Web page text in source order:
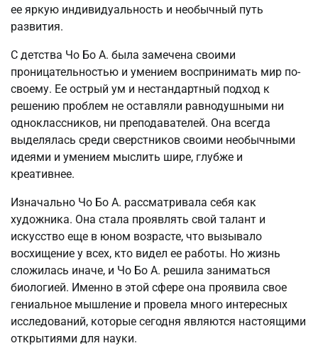
ее яркую индивидуальность и необычный путь
развития.
С детства Чо Бо А. была замечена своими
проницательностью и умением воспринимать мир по-
своему. Ее острый ум и нестандартный подход к
решению проблем не оставляли равнодушными ни
одноклассников, ни преподавателей. Она всегда
выделялась среди сверстников своими необычными
идеями и умением мыслить шире, глубже и
креативнее.
Изначально Чо Бо А. рассматривала себя как
художника. Она стала проявлять свой талант и
искусство еще в юном возрасте, что вызывало
восхищение у всех, кто видел ее работы. Но жизнь
сложилась иначе, и Чо Бо А. решила заниматься
биологией. Именно в этой сфере она проявила свое
гениальное мышление и провела много интересных
исследований, которые сегодня являются настоящими
открытиями для науки.